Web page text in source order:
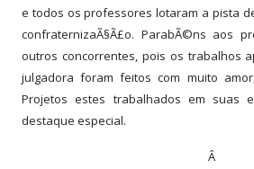
e todos os professores lotaram a pista
confraternizaÃ§Ã£o. ParabÃ©ns aos
outros concorrentes, pois os trabalhos
julgadora foram feitos com muito
Projetos estes trabalhados em suas
destaque especial.
Â